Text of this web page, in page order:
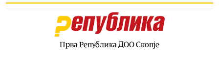
08.08.2026
Иран: Отворањето на Ормутскиот Теснец зависи
Прва Република ДОО Скопје